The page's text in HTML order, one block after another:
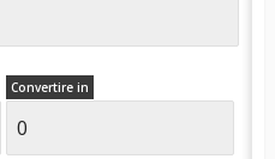
Convertire in